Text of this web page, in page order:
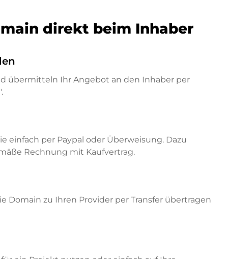
direkt beim Inhaber
übermitteln Ihr Angebot an den Inhaber per
einfach per Paypal oder Überweisung. Dazu
Rechnung mit Kaufvertrag.
Domain zu Ihren Provider per Transfer übertragen